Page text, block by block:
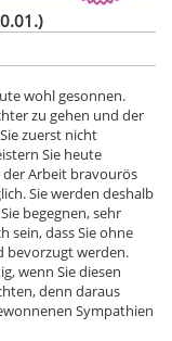
wohl gesonnen.
zu gehen und der
zuerst nicht
Sie heute
Arbeit bravourös
Sie werden deshalb
begegnen, sehr
sein, dass Sie ohne
bevorzugt werden.
wenn Sie diesen
denn daraus
Sympathien